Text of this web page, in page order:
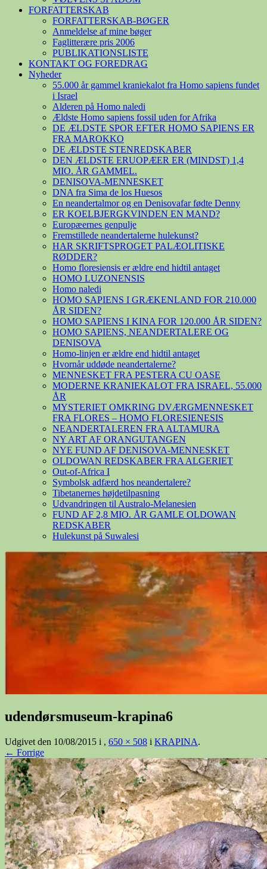
FORFATTERSKAB
FORFATTERSKAB-BØGER
Anmeldelse af mine bøger
Faglitterære pris 2006
PUBLIKATIONSLISTE
KONTAKT OG FOREDRAG
Nyheder
55.000 år gammel kraniekalot fra Homo sapiens fundet
i Israel
Alderen på Homo naledi
Ældste Homo sapiens fossil uden for Afrika
DE ÆLDSTE SPOR EFTER HOMO SAPIENS ER
FRA MAROKKO
DE ÆLDSTE STENREDSKABER
DEN ÆLDSTE ERUOPÆER ER (MINDST) 1,4
MIO. ÅR GAMMEL.
DENISOVA-MENNESKET
DNA fra Sima de los Huesos
En neandertalmor og en Denisovafar fødte Denny
ER KOELBJERGKVINDEN EN MAND?
Europæernes genpulje
Fremstillede neandertalerne hulekunst?
HAR SKRIFTSPROGET PALÆOLITISKE
RØDDER?
Homo floresiensis er ældre end hidtil antaget
HOMO LUZONENSIS
Homo naledi
HOMO SAPIENS I GRÆKENLAND FOR 210.000
ÅR SIDEN?
HOMO SAPIENS I KINA FOR 120.000 ÅR SIDEN?
HOMO SAPIENS, NEANDERTALERE OG
DENISOVA
Homo-linjen er ældre end hidtil antaget
Hvornår uddøde neandertalerne?
MENNESKET FRA PESTERA CU OASE
MODERNE KRANIEKALOT FRA ISRAEL, 55.000
ÅR
MYSTERIET OMKRING DVÆRGMENNESKET
FRA FLORES – HOMO FLORESIENESIS
NEANDERTALEREN FRA ALTAMURA
NY ART AF ORANGUTANGEN
NYE FUND AF DENISOVA-MENNESKET
OLDOWAN REDSKABER FRA ALGERIET
Out-of-Africa I
Symbolsk adfærd hos neandertalere?
Tibetanernes højdetilpasning
Udvandringen til Australo-Melanesien
FUND AF 2,8 MIO. ÅR GAMLE OLDOWAN
REDSKABER
Hulekunst på Suwalesi
udendørsmuseum-krapina6
Udgivet den 10/08/2015 i , 650 × 508 i KRAPINA.
← Forrige